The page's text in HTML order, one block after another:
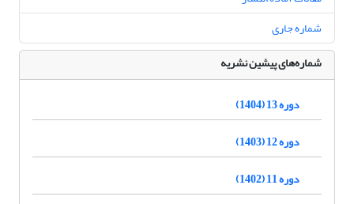
شماره جاری
شماره‌های پیشین نشریه
دوره 13 (1404)
دوره 12 (1403)
دوره 11 (1402)